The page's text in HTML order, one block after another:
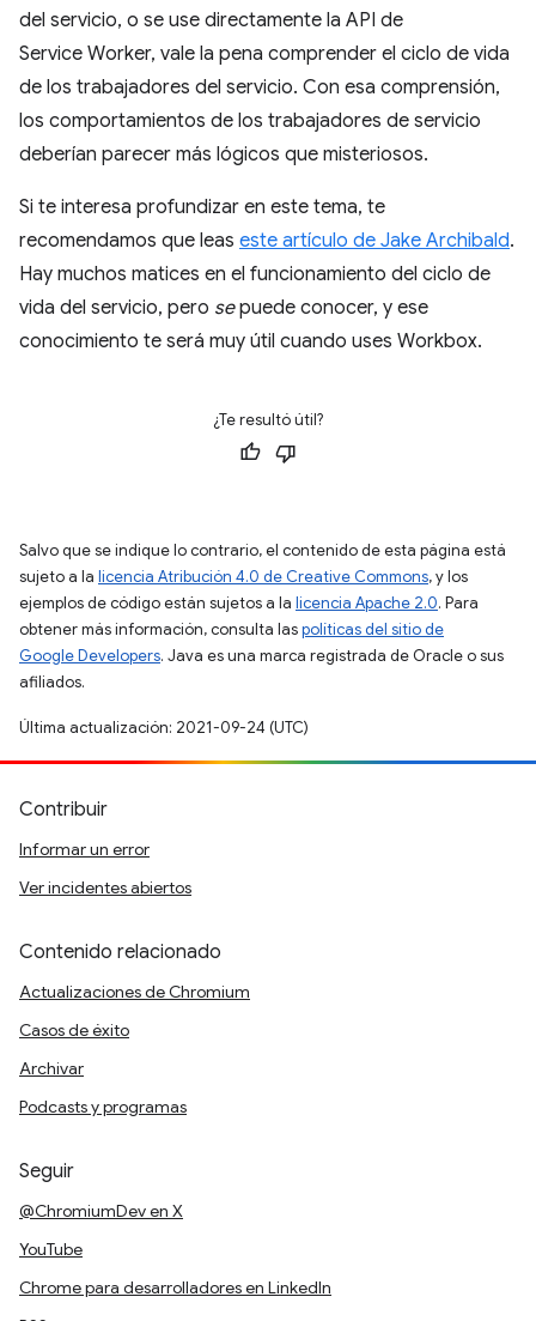
del servicio, o se use directamente la API de
Service Worker, vale la pena comprender el ciclo de vida
de los trabajadores del servicio. Con esa comprensión,
los comportamientos de los trabajadores de servicio
deberían parecer más lógicos que misteriosos.
Si te interesa profundizar en este tema, te
recomendamos que leas este artículo de Jake Archibald.
Hay muchos matices en el funcionamiento del ciclo de
vida del servicio, pero sepuede conocer, y ese
conocimiento te será muy útil cuando uses Workbox.
¿Te resultó útil?
Salvo que se indique lo contrario, el contenido de esta página está
sujeto a la licencia Atribución 4.0 de Creative Commons, y los
ejemplos de código están sujetos a la licencia Apache 2.0. Para
obtener más información, consulta laspolíticas del sitio de
Google Developers. Java es una marca registrada de Oracle o sus
afiliados.
Última actualización: 2021-09-24 (UTC)
Contribuir
Informar un error
Ver incidentes abiertos
Contenido relacionado
Actualizaciones de Chromium
Casos de éxito
Archivar
Podcasts y programas
Seguir
@ChromiumDev en X
YouTube
Chrome para desarrolladores en LinkedIn